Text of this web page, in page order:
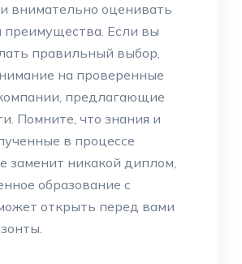
внимательно оценивать
преимущества. Если вы
правильный выбор,
на проверенные
предлагающие
Помните, что знания и
в процессе
заменит никакой диплом,
образование с
открыть перед вами